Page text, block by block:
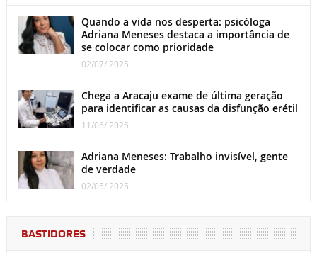
Quando a vida nos desperta: psicóloga
Adriana Meneses destaca a importância de
se colocar como prioridade
02/07/ 2025
Chega a Aracaju exame de última geração
para identificar as causas da disfunção erétil
11/06/ 2025
Adriana Meneses: Trabalho invisível, gente
de verdade
02/05/ 2025
BASTIDORES